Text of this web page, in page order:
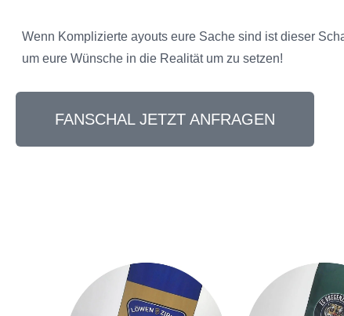
Wenn Komplizierte ayouts eure Sache sind ist dieser
um eure Wünsche in die Realität um zu setzen!
FANSCHAL JETZT ANFRAGEN